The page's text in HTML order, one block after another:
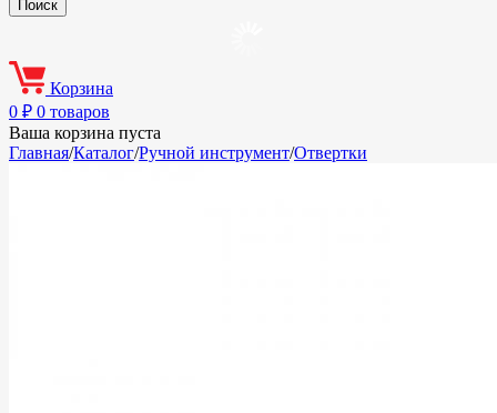
Корзина
0 ₽ 0 товаров
Ваша корзина пуста
Главная/Каталог/Ручной инструмент/Отвертки